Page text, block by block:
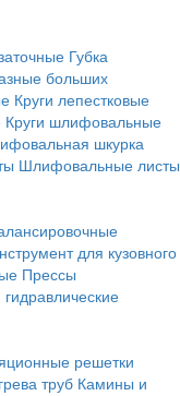
Губка
больших
Круги лепестковые
Круги шлифовальные
шкурка
Шлифовальные листы
для кузовного
Прессы
решетки
труб Камины и